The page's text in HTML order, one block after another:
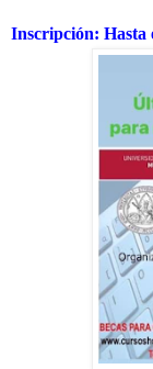
Inscripción: Hasta